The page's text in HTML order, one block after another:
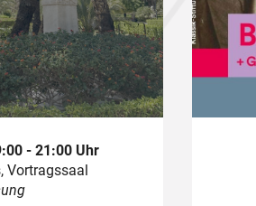
- 21:00 Uhr
Vortragssaal